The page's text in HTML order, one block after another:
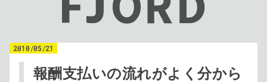
報酬支払いの流れがよく分から
2010/05/21